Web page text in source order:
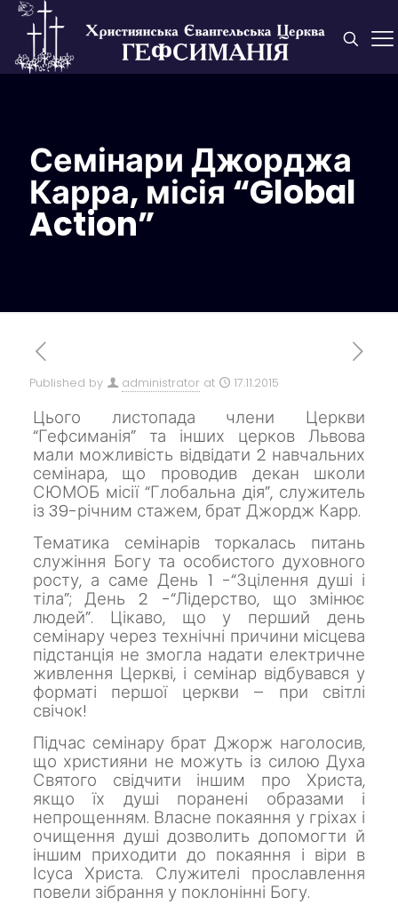
Семінари Джорджа
Карра, місія “Global
Action”
Published by administrator at 17.11.2015
Цього листопада члени Церкви
“Гефсиманія” та інших церков Львова
мали можливість відвідати 2 навчальних
семінара, що проводив декан школи
СЮМОБ місії “Глобальна дія”, служитель
із 39-річним стажем, брат Джордж Карр.
Тематика семінарів торкалась питань
служіння Богу та особистого духовного
росту, а саме День 1 -“Зцілення душі і
тіла”; День 2 -“Лідерство, що змінює
людей”. Цікаво, що у перший день
семінару через технічні причини місцева
підстанція не змогла надати електричне
живлення Церкві, і семінар відбувався у
форматі першої церкви – при світлі
свічок!
Підчас семінару брат Джорж наголосив,
що християни не можуть із силою Духа
Святого свідчити іншим про Христа,
якщо їх душі поранені образами і
непрощенням. Власне покаяння у гріхах і
очищення душі дозволить допомогти й
іншим приходити до покаяння і віри в
Ісуса Христа. Служителі прославлення
повели зібрання у поклонінні Богу.